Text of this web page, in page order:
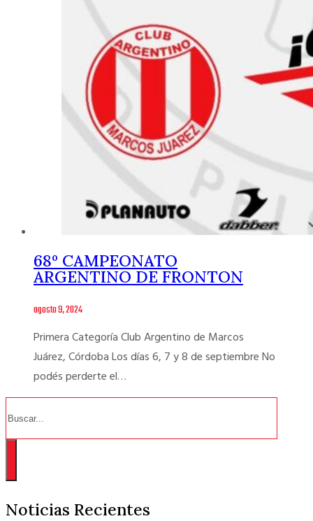
68º CAMPEONATO
ARGENTINO DE FRONTON
agosto 9, 2024
Primera Categoría Club Argentino de Marcos
Juárez, Córdoba Los días 6, 7 y 8 de septiembre No
podés perderte el…
Noticias Recientes